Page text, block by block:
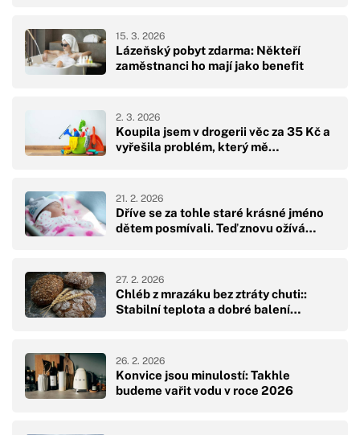
Lázeňský pobyt zdarma: Někteří
zaměstnanci ho mají jako benefit
15. 3. 2026
Koupila jsem v drogerii věc za 35 Kč a
vyřešila problém, který mě…
2. 3. 2026
Dříve se za tohle staré krásné jméno
dětem posmívali. Teď znovu ožívá…
21. 2. 2026
Chléb z mrazáku bez ztráty chuti::
Stabilní teplota a dobré balení…
27. 2. 2026
Konvice jsou minulostí: Takhle
budeme vařit vodu v roce 2026
26. 2. 2026